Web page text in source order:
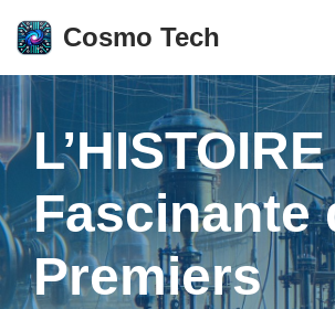
Aller
contenu
Cosmo Tech
L’HISTOIRE
Fascinante
Premiers